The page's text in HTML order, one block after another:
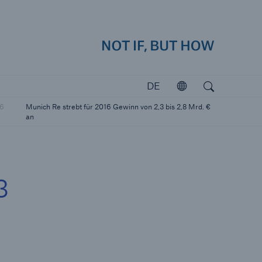
DE
Öffnen
Munich Re strebt für 2016 Gewinn von 2,3 bis 2,8 Mrd. €
an
in Munich Re